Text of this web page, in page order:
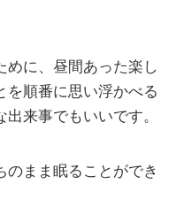
めに、昼間あった楽し
を順番に思い浮かべる
来事でもいいです。
のまま眠ることができ